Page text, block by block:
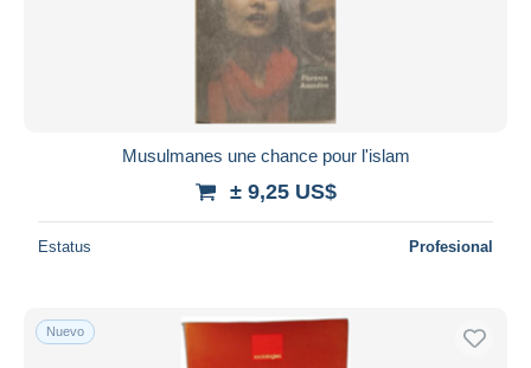
Musulmanes une chance pour l'islam
± 9,25 US$
Estatus Profesional
Nuevo